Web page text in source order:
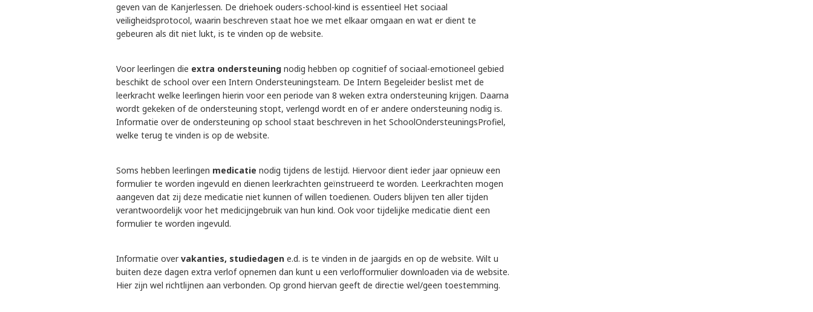
geven van de Kanjerlessen. De driehoek ouders-school-kind is essentieel Het sociaal
veiligheidsprotocol, waarin beschreven staat hoe we met elkaar omgaan en wat er dient te
gebeuren als dit niet lukt, is te vinden op de website.
Voor leerlingen die extra ondersteuning nodig hebben op cognitief of sociaal-emotioneel gebied
beschikt de school over een Intern Ondersteuningsteam. De Intern Begeleider beslist met de
leerkracht welke leerlingen hierin voor een periode van 8 weken extra ondersteuning krijgen. Daarna
wordt gekeken of de ondersteuning stopt, verlengd wordt en of er andere ondersteuning nodig is.
Informatie over de ondersteuning op school staat beschreven in het SchoolOndersteuningsProfiel,
welke terug te vinden is op de website.
Soms hebben leerlingen medicatie nodig tijdens de lestijd. Hiervoor dient ieder jaar opnieuw een
formulier te worden ingevuld en dienen leerkrachten geïnstrueerd te worden. Leerkrachten mogen
aangeven dat zij deze medicatie niet kunnen of willen toedienen. Ouders blijven ten aller tijden
verantwoordelijk voor het medicijngebruik van hun kind. Ook voor tijdelijke medicatie dient een
formulier te worden ingevuld.
Informatie overvakanties, studiedagen e.d. is te vinden in de jaargids en op de website. Wilt u
buiten deze dagen extra verlof opnemen dan kunt u een verlofformulier downloaden via de website.
Hier zijn wel richtlijnen aan verbonden. Op grond hiervan geeft de directie wel/geen toestemming.